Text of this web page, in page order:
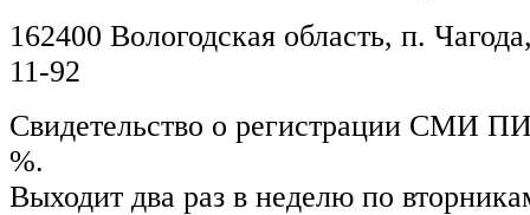
162400 Вологодская область, п.
11-92
Свидетельство о регистрации СМИ
%.
Выходит два раз в неделю по